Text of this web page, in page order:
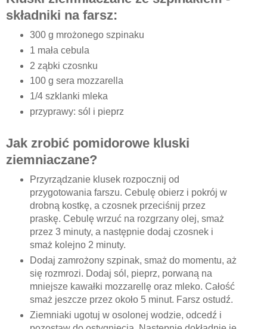
składniki na farsz:
300 g mrożonego szpinaku
1 mała cebula
2 ząbki czosnku
100 g sera mozzarella
1/4 szklanki mleka
przyprawy: sól i pieprz
Jak zrobić pomidorowe kluski
ziemniaczane?
Przyrządzanie klusek rozpocznij od
przygotowania farszu. Cebulę obierz i pokrój w
drobną kostkę, a czosnek przeciśnij przez
praskę. Cebulę wrzuć na rozgrzany olej, smaż
przez 3 minuty, a następnie dodaj czosnek i
smaż kolejno 2 minuty.
Dodaj zamrożony szpinak, smaż do momentu, aż
się rozmrozi. Dodaj sól, pieprz, porwaną na
mniejsze kawałki mozzarellę oraz mleko. Całość
smaż jeszcze przez około 5 minut. Farsz ostudź.
Ziemniaki ugotuj w osolonej wodzie, odcedź i